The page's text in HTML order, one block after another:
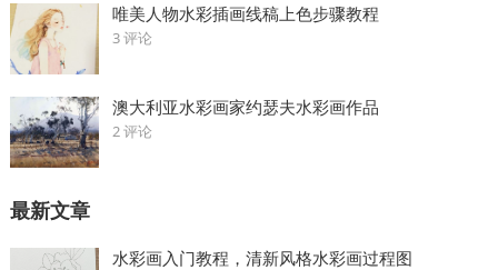
唯美人物水彩插画线稿上色步骤教程
3 评论
澳大利亚水彩画家约瑟夫水彩画作品
2 评论
最新文章
水彩画入门教程，清新风格水彩画过程图